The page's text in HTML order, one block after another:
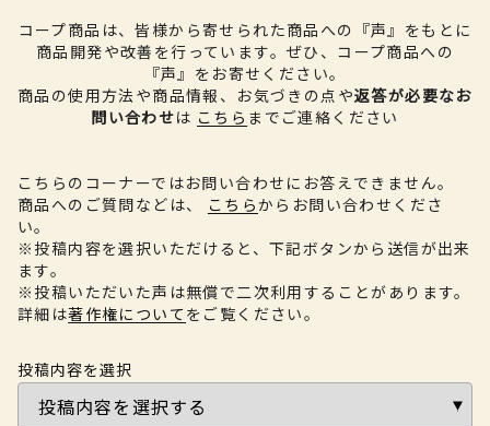
コープ商品は、皆様から寄せられた商品への『声』をもとに
商品開発や改善を行っています。 ぜひ、コープ商品への
『声』をお寄せください。
商品の使用方法や商品情報、お気づきの点や返答が必要なお
問い合わせは こちら までご連絡ください
こちらのコーナーではお問い合わせにお答えできません。
商品へのご質問などは、
こちらからお問い合わせくださ
い。
※投稿内容を選択いただけると、下記ボタンから送信が出来
ます。
※投稿いただいた声は無償で二次利用することがあります。
詳細は著作権について をご覧ください。
投稿内容を選択